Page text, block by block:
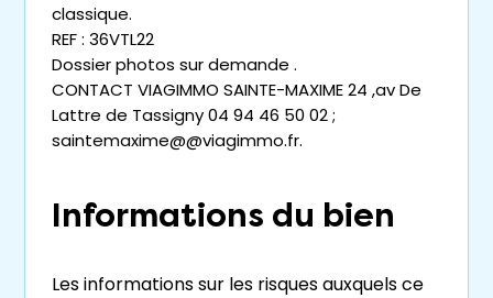
classique.
REF : 36VTL22
Dossier photos sur demande .
CONTACT VIAGIMMO SAINTE-MAXIME 24 ,av De
Lattre de Tassigny 04 94 46 50 02 ;
saintemaxime@@viagimmo.fr.
Informations du bien
Les informations sur les risques auxquels ce